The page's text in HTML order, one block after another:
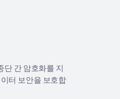
단 간 암호화를 지
터 보안을 보호합